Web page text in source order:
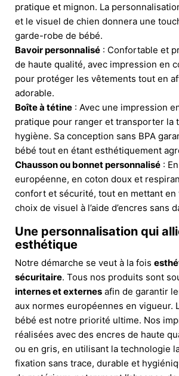
pratique et mignon. La
et le visuel de chien donnera une
garde-robe de bébé.
Bavoir personnalisé : Confortable et
de haute qualité, avec impression en
pour protéger les vêtements tout en
adorable.
Boîte à tétine : Avec une impression
pratique pour ranger et transporter la
hygiène. Sa conception sans BPA
bébé tout en étant esthétiquement
Chausson ou bonnet personnalisé :
européenne, en coton doux et
confort et sécurité, tout en mettant en
choix de visuel à l’aide d’encres sans
Une personnalisation qui
esthétique
Notre démarche se veut à la fois
sécuritaire. Tous nos produits sont
internes et externes afin de garantir
aux normes européennes en vigueur.
bébé est notre priorité ultime. Nos
réalisées avec des encres de haute
ou en gris, en utilisant la technologie
fixation sans trace, durable et